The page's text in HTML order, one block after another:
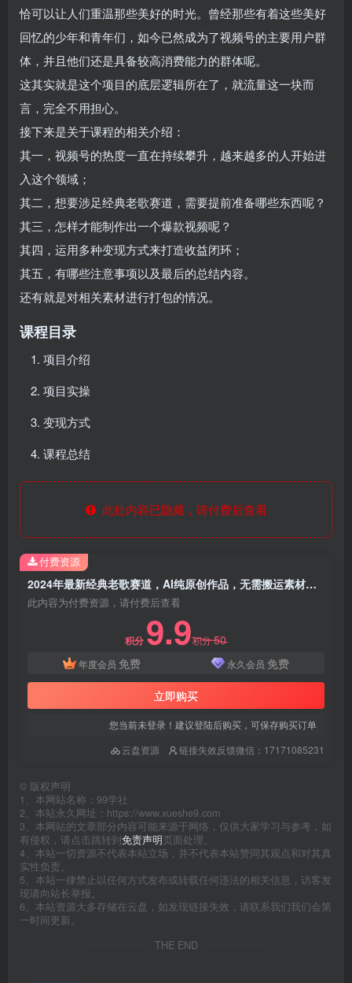
恰可以让人们重温那些美好的时光。曾经那些有着这些美好
回忆的少年和青年们，如今已然成为了视频号的主要用户群
体，并且他们还是具备较高消费能力的群体呢。
这其实就是这个项目的底层逻辑所在了，就流量这一块而
言，完全不用担心。
接下来是关于课程的相关介绍：
其一，视频号的热度一直在持续攀升，越来越多的人开始进
入这个领域；
其二，想要涉足经典老歌赛道，需要提前准备哪些东西呢？
其三，怎样才能制作出一个爆款视频呢？
其四，运用多种变现方式来打造收益闭环；
其五，有哪些注意事项以及最后的总结内容。
还有就是对相关素材进行打包的情况。
课程目录
项目介绍
项目实操
变现方式
课程总结
此处内容已隐藏，请付费后查看
2024年最新经典老歌赛道，AI纯原创作品，无需搬运素材，每天5分钟，日入500+
此内容为付费资源，请付费后查看
积分 9.9积分50
年度会员 免费 永久会员 免费
立即购买
您当前未登录！建议登陆后购买，可保存购买订单
云盘资源
链接失效反馈微信：17171085231
付费资源
© 版权声明
1、本网站名称：99学社
2、本站永久网址：https://www.xueshe9.com
3、本网站的文章部分内容可能来源于网络，仅供大家学习与参考，如
有侵权，请点击跳转到免责声明页面处理。
4、本站一切资源不代表本站立场，并不代表本站赞同其观点和对其真
实性负责。
5、本站一律禁止以任何方式发布或转载任何违法的相关信息，访客发
现请向站长举报。
6、本站资源大多存储在云盘，如发现链接失效，请联系我们我们会第
一时间更新。
THE END